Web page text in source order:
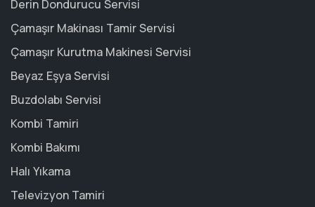
Derin Dondurucu Servisi
Çamaşır Makinası Tamir Servisi
Çamaşır Kurutma Makinesi Servisi
Beyaz Eşya Servisi
Buzdolabı Servisi
Kombi Tamiri
Kombi Bakımı
Halı Yıkama
Televizyon Tamiri